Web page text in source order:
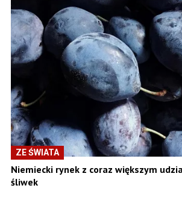
ZE ŚWIATA
Niemiecki rynek z coraz większym
śliwek